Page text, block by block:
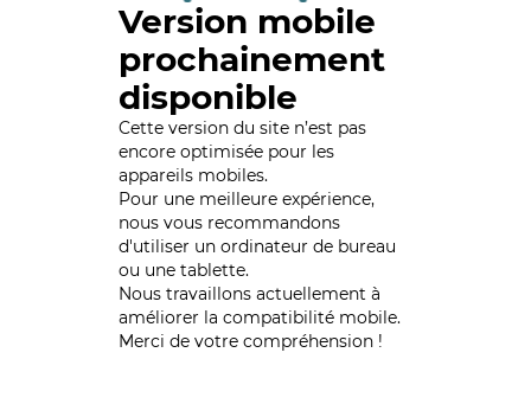
Version mobile
prochainement
disponible
Cette version du site n’est pas
encore optimisée pour les
appareils mobiles.
Pour une meilleure expérience,
nous vous recommandons
d'utiliser un ordinateur de bureau
ou une tablette.
Nous travaillons actuellement à
améliorer la compatibilité mobile.
Merci de votre compréhension !